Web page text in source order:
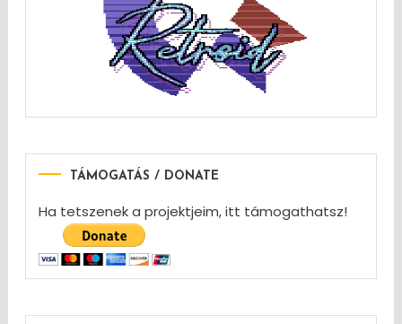
TÁMOGATÁS / DONATE
Ha tetszenek a projektjeim, itt támogathatsz!